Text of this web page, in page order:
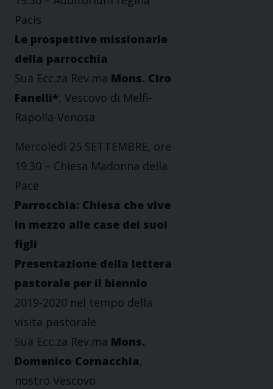
Pacis
Le prospettive missionarie
della parrocchia
Sua Ecc.za Rev.ma Mons. Ciro
Fanelli*, Vescovo di Melfi-
Rapolla-Venosa
Mercoledì 25 SETTEMBRE, ore
19.30 – Chiesa Madonna della
Pace
Parrocchia: Chiesa che vive
in mezzo alle case dei suoi
figli
Presentazione della lettera
pastorale per il biennio
2019-2020 nel tempo della
visita pastorale
Sua Ecc.za Rev.ma Mons.
Domenico Cornacchia,
nostro Vescovo